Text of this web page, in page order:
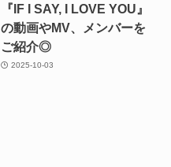
『IF I SAY, I LOVE YOU』
の動画やMV、メンバーを
ご紹介◎
2025-10-03